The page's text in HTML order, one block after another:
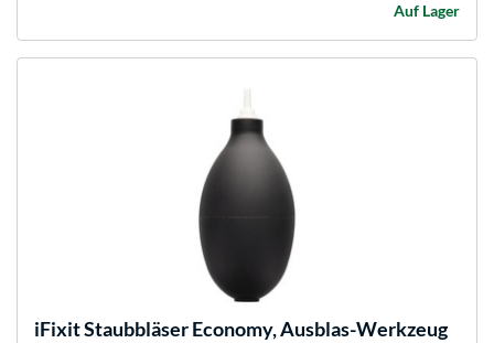
Auf Lager
iFixitStaubbläser Economy, Ausblas-Werkzeug